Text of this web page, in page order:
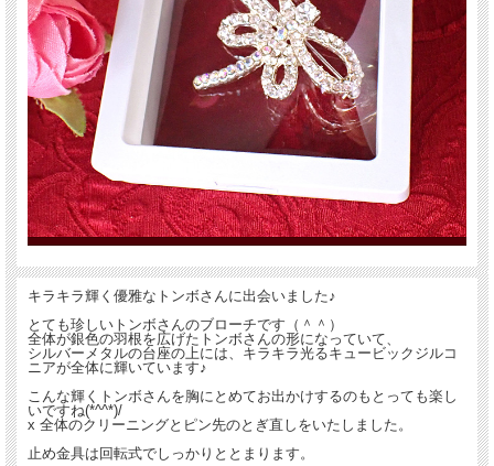
キラキラ輝く優雅なトンボさんに出会いました♪
とても珍しいトンボさんのブローチです（＾＾）
全体が銀色の羽根を広げたトンボさんの形になっていて、
シルバーメタルの台座の上には、キラキラ光るキュービックジルコ
ニアが全体に輝いています♪
こんな輝くトンボさんを胸にとめてお出かけするのもとっても楽し
いですね(*^^*)/
x 全体のクリーニングとピン先のとぎ直しをいたしました。
止め金具は回転式でしっかりととまります。